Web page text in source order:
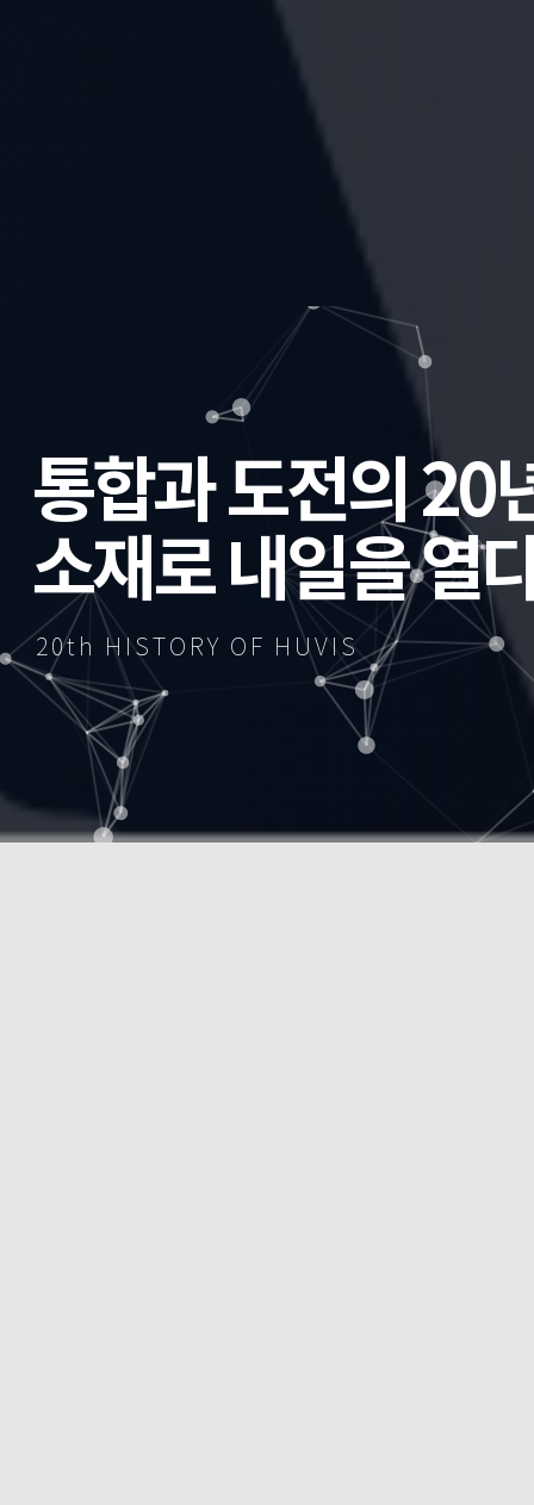
통합과 도전의 20
소재로 내일을 열
20th HISTORY OF HUVIS